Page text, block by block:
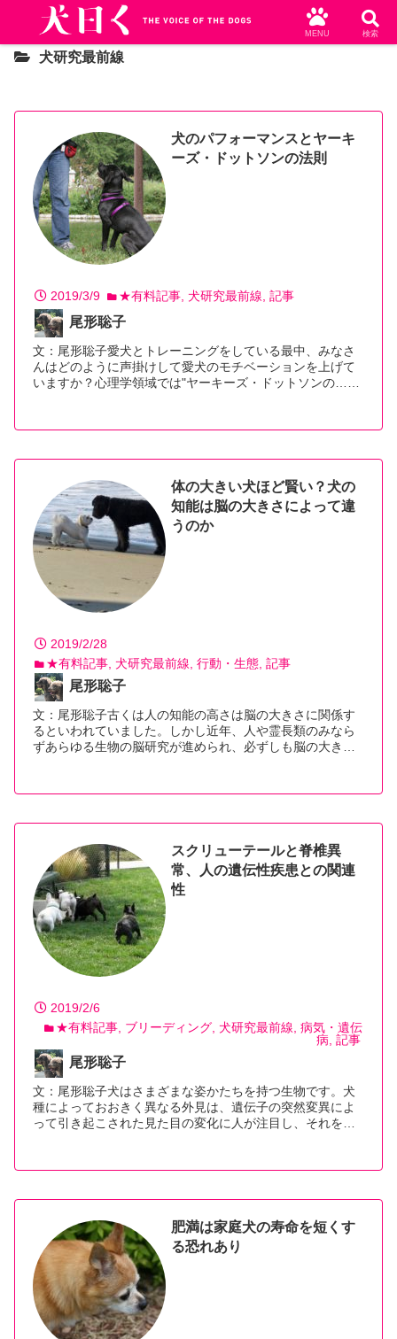
犬研究最前線
犬のパフォーマンスとヤーキ
ーズ・ドットソンの法則
2019/3/9 ★有料記事 犬研究最前線 記事
尾形聡子
文：尾形聡子愛犬とトレーニングをしている最中、みなさ
んはどのように声掛けして愛犬のモチベーションを上げて
いますか？心理学領域では"ヤーキーズ・ドットソンの…
体の大きい犬ほど賢い？犬の
知能は脳の大きさによって違
うのか
2019/2/28
★有料記事 犬研究最前線 行動・生態 記事
尾形聡子
文：尾形聡子古くは人の知能の高さは脳の大きさに関係す
るといわれていました。しかし近年、人や霊長類のみなら
ずあらゆる生物の脳研究が進められ、必ずしも脳の大き…
スクリューテールと脊椎異
常、人の遺伝性疾患との関連
性
2019/2/6
★有料記事 ブリーディング 犬研究最前線 病気・遺伝
病 記事
尾形聡子
文：尾形聡子犬はさまざまな姿かたちを持つ生物です。犬
種によっておおきく異なる外見は、遺伝子の突然変異によ
って引き起こされた見た目の変化に人が注目し、それを…
肥満は家庭犬の寿命を短くす
る恐れあり
MENU 検索